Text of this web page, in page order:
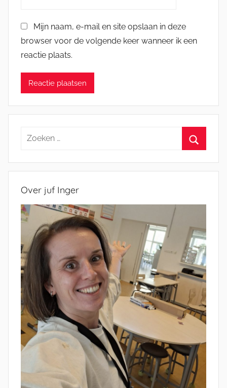
Mijn naam, e-mail en site opslaan in deze
browser voor de volgende keer wanneer ik een
reactie plaats.
Zoeken
Over juf Inger